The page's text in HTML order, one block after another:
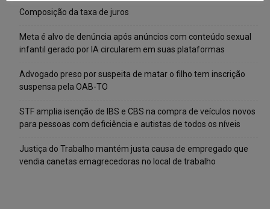
Composição da taxa de juros
Meta é alvo de denúncia após anúncios com conteúdo sexual
infantil gerado por IA circularem em suas plataformas
Advogado preso por suspeita de matar o filho tem inscrição
suspensa pela OAB-TO
STF amplia isenção de IBS e CBS na compra de veículos novos
para pessoas com deficiência e autistas de todos os níveis
Justiça do Trabalho mantém justa causa de empregado que
vendia canetas emagrecedoras no local de trabalho